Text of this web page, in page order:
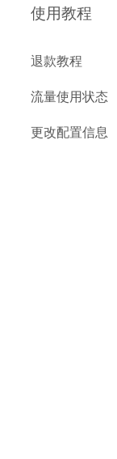
使用教程
退款教程
流量使用状态
更改配置信息